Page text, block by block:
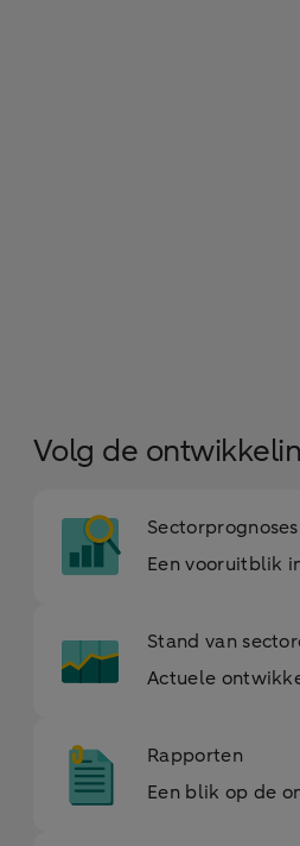
Volg de
Sectorprognoses
Een vooruitblik
Stand van
Actuele
Rapporten
Een blik op de